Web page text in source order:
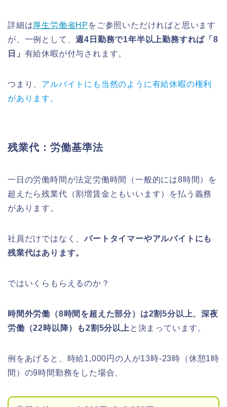
詳細は厚生労働省HP をご参照いただければと思います
が、一例として、週4日勤務で1年半以上勤務すれば「8
日」 有給休暇が付与されます。
つまり、 アルバイトにも当然のように有給休暇の権利
があります。
残業代：労働基準法
一日の労働時間が法定労働時間（一般的には8時間）を
超えたら残業代（割増賃金ともいいます）を払う義務
があります。
社員だけではなく、パートタイマーやアルバイトにも
残業代はあります。
ではいくらもらえるのか？
時間外労働（8時間を超えた部分）は2割5分以上、深夜
労働（22時以降）も2割5分以上 と決まっています。
例をあげると、時給1,000円の人が13時-23時（休憩1時
間）の9時間勤務をした場合、